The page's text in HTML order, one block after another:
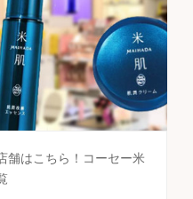
舗はこちら！コーセー米